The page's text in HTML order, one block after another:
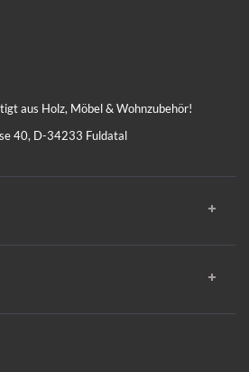
aus Holz, Möbel & Wohnzubehör!
40, D-34233 Fuldatal